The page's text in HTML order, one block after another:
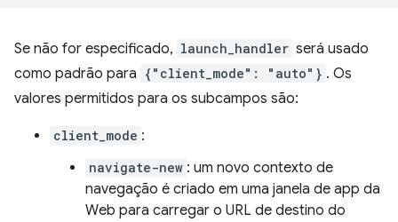
Se não for especificado, launch_handler será usado
como padrão para {"client_mode": "auto"} . Os
valores permitidos para os subcampos são:
client_mode :
navigate-new : um novo contexto de
navegação é criado em uma janela de app da
Web para carregar o URL de destino do